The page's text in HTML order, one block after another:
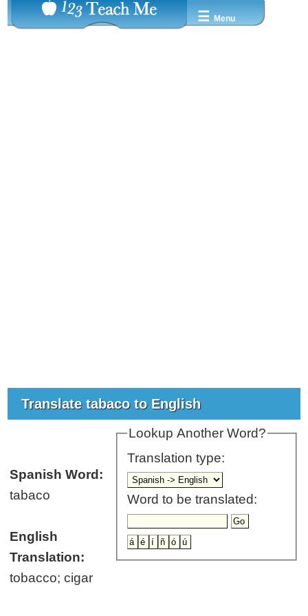
☰ Menu
Translate tabaco to English
Lookup Another Word?
Translation type:
Word to be translated:
Spanish Word:
tabaco
English
Translation:
tobacco; cigar